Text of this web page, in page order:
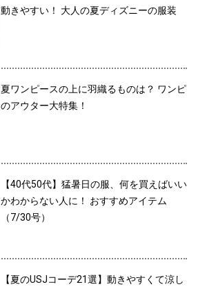
動きやすい！ 大人の夏ディズニーの服装
夏ワンピースの上に羽織るものは？ ワンピ
のアウター大特集！
【40代50代】猛暑日の服、何を買えばいい
かわからない人に！ おすすめアイテム
（7/30号）
【夏のUSJコーデ21選】動きやすくて涼し